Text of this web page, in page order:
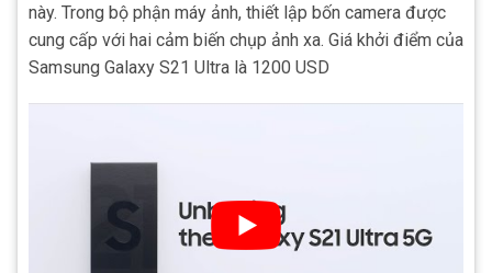
này. Trong bộ phận máy ảnh, thiết lập bốn camera được
cung cấp với hai cảm biến chụp ảnh xa. Giá khởi điểm của
Samsung Galaxy S21 Ultra là 1200 USD